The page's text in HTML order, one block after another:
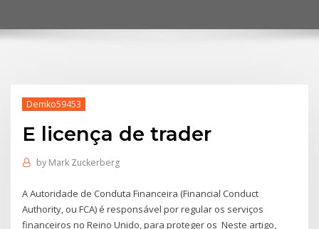
Demko59453
E licença de trader
by Mark Zuckerberg
A Autoridade de Conduta Financeira (Financial Conduct
Authority, ou FCA) é responsável por regular os serviços
financeiros no Reino Unido, para proteger os Neste artigo,